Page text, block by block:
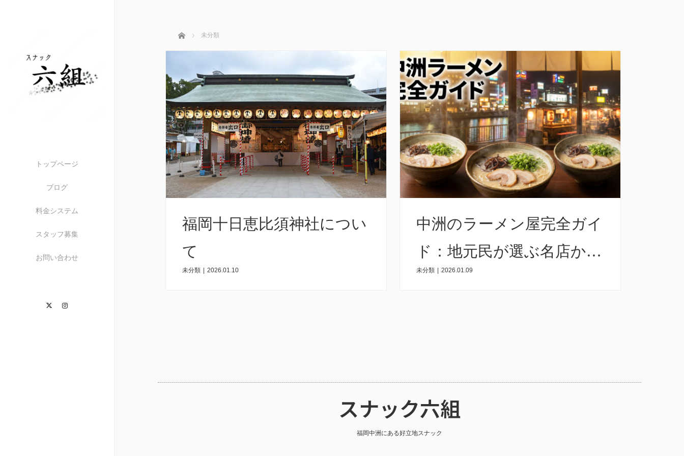
トップページ
ブログ
料金システム
スタッフ募集
お問い合わせ
Twitter
ホーム 未分類
福岡十日恵比須神社につい
て
未分類 | 2026.01.10
中洲のラーメン屋完全ガイ
ド：地元民が選ぶ名店から
深夜の〆まで徹底解説
未分類 | 2026.01.09
スナック六組
福岡中洲にある好立地スナック